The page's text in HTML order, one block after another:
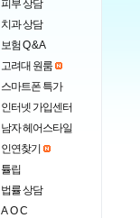
피부 상담
치과 상담
보험 Q & A
고려대 원룸
스마트폰 특가
인터넷 가입센터
남자 헤어스타일
인연찾기
튤립
법률 상담
AOC